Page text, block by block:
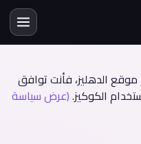
الدهليز، فأنت توافق
الكوكيز.(عرض سياسة